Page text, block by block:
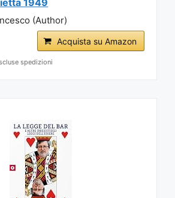
(Author)
Acquista su Amazon
spedizioni